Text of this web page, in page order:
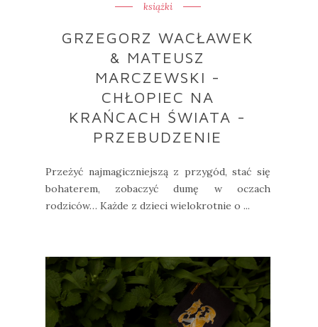
książki
GRZEGORZ WACŁAWEK
& MATEUSZ
MARCZEWSKI -
CHŁOPIEC NA
KRAŃCACH ŚWIATA -
PRZEBUDZENIE
Przeżyć najmagiczniejszą z przygód, stać się
bohaterem, zobaczyć dumę w oczach
rodziców… Każde z dzieci wielokrotnie o ...